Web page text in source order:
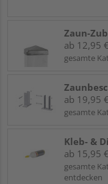
Zaun-
ab 12,95
gesamte
ab 19,95
gesamte
Kleb- &
ab 15,95
gesamte
entdecken